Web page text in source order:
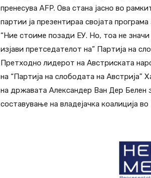
пренесува AFP. Ова стана јасно во
партии ја презентираа својата
“Ние стоиме позади ЕУ. Но, тоа не
изјави претседателот на” Партија на
Претходно лидерот на Австриската
на “Партија на слободата на
на државата Александер Ван Дер Белен
составување на владејачка коалиција во